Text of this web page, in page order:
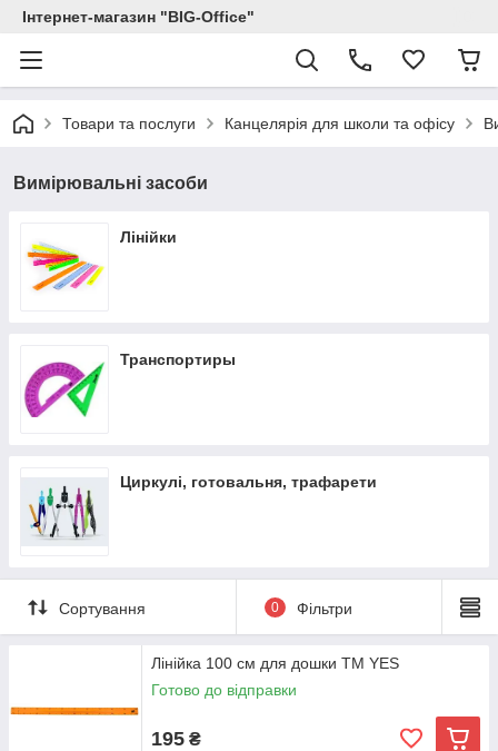
Інтернет-магазин "BIG-Office"
Товари та послуги Канцелярія для школи та офісу
Вимірювальні засоби
Лінійки
Транспортиры
Циркулі, готовальня, трафарети
Сортування 0 Фільтри
Лінійка 100 см для дошки TM YES
Готово до відправки
195 ₴